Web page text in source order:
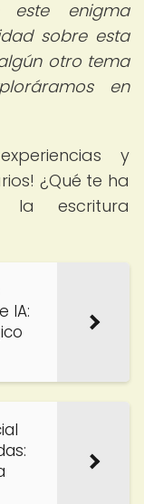
este enigma
sobre esta
otro tema
en
y
¿Qué te ha
escritura
IA: